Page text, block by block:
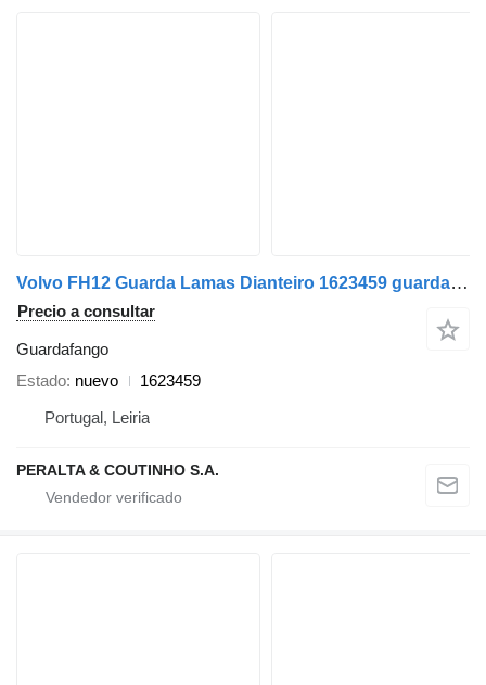
Volvo FH12 Guarda Lamas Dianteiro 1623459 guardafango para Volvo FH 12, FH 16 1993-2003 camión
Precio a consultar
Guardafango
Estado nuevo
1623459
Portugal, Leiria
PERALTA & COUTINHO S.A.